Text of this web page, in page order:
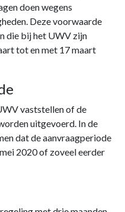
doen wegens
Deze voorwaarde
die bij het UWV zijn
tot en met 17 maart
vaststellen of de
uitgevoerd. In de
dat de aanvraagperiode
2020 of zoveel eerder